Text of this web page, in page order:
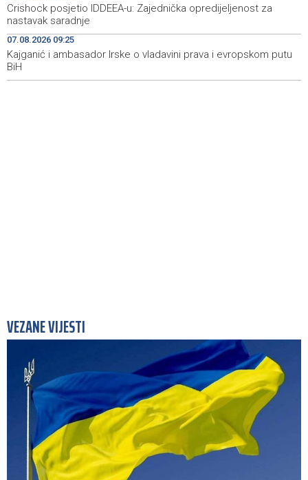
09:41 U Sarajevu počelo saobraćati 10 novih ISUZU autobusa
09:32 Crnogorska vlada pokazala je da poštuje Hrvatsku
Crishock posjetio IDDEEA-u: Zajednička opredijeljenost za
nastavak saradnje
07.08.2026 09:25
Kajganić i ambasador Irske o vladavini prava i evropskom putu
BiH
VEZANE VIJESTI